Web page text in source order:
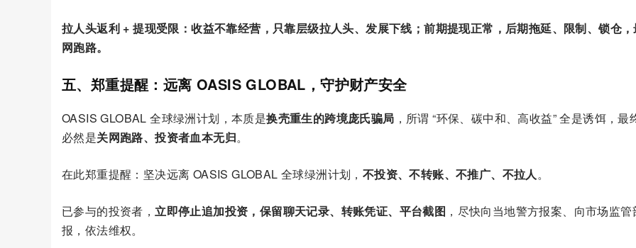
拉人头返利 + 提现受限：收益不靠经营，只靠层级拉人头、发展下线 ；前期提现正常，后期拖延、限制、锁仓
网跑路。
五、郑重提醒：远离 OASIS GLOBAL，守护财产安全
OASIS GLOBAL 全球绿洲计划，本质是换壳重生的跨境庞氏骗局 ，所谓 “环保、碳中和、高收益” 全是诱饵，最
必然是关网跑路、投资者血本无归。
在此郑重提醒：坚决远离 OASIS GLOBAL 全球绿洲计划， 不投资、不转账、不推广、不拉人。
已参与的投资者，立即停止追加投资，保留聊天记录、转账凭证、平台截图 ，尽快向当地警方报案、向市场监管
报，依法维权。